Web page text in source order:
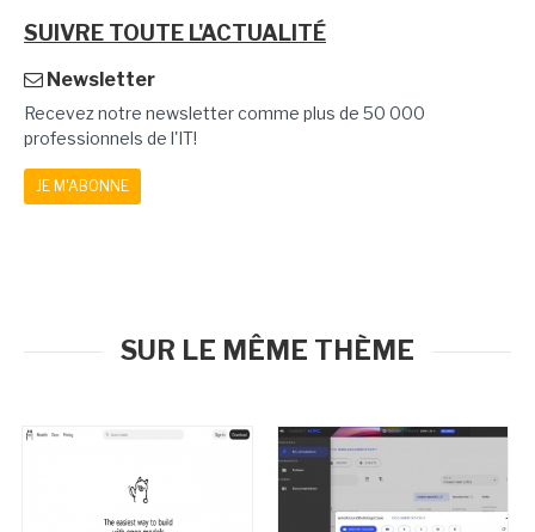
SUIVRE TOUTE L'ACTUALITÉ
Newsletter
Recevez notre newsletter comme plus de 50 000
professionnels de l'IT!
JE M'ABONNE
SUR LE MÊME THÈME